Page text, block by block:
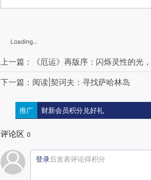
Loading...
上一篇：《厄运》再版序：闪烁灵性的光
下一篇：阅读|契诃夫：寻找萨哈林岛
推广 财新会员积分兑好礼
评论区 0
登录后发表评论得积分